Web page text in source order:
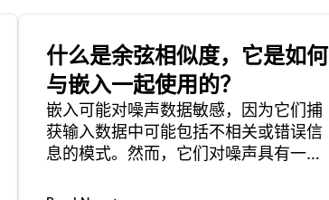
什么是余弦相似度，它是如何
与嵌入一起使用的？
嵌入可能对噪声数据敏感，因为它们捕
获输入数据中可能包括不相关或错误信
息的模式。然而，它们对噪声具有一定